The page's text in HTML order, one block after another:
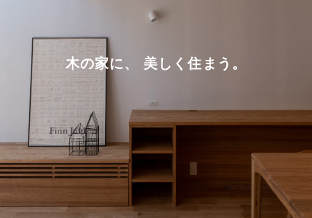
木の家に、 美しく住まう。